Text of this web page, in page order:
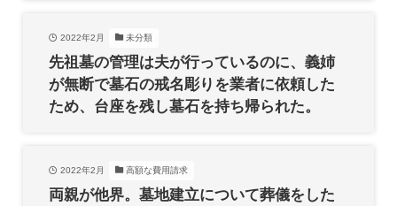
2022年2月 未分類
先祖墓の管理は夫が行っているのに、義姉
が無断で墓石の戒名彫りを業者に依頼した
ため、台座を残し墓石を持ち帰られた。
2022年2月 高額な費用請求
両親が他界。墓地建立について葬儀をした